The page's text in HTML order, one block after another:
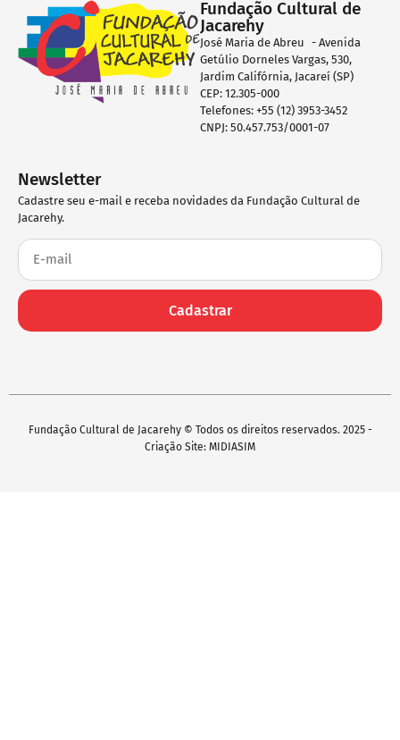
Fundação Cultural de
Jacarehy
José Maria de Abreu - Avenida
Getúlio Dorneles Vargas, 530,
Jardim Califórnia, Jacareí (SP)
CEP: 12.305-000
Telefones: +55 (12) 3953-3452
CNPJ: 50.457.753/0001-07
Newsletter
Cadastre seu e-mail e receba novidades da Fundação Cultural de
Jacarehy.
Cadastrar
Fundação Cultural de Jacarehy © Todos os direitos reservados. 2025 -
Criação Site: MIDIASIM